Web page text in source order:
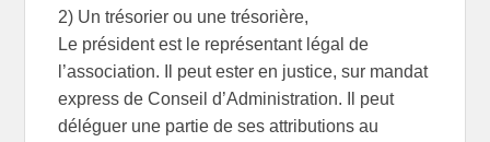
2) Un trésorier ou une trésorière,
Le président est le représentant légal de
l’association. Il peut ester en justice, sur mandat
express de Conseil d’Administration. Il peut
déléguer une partie de ses attributions au